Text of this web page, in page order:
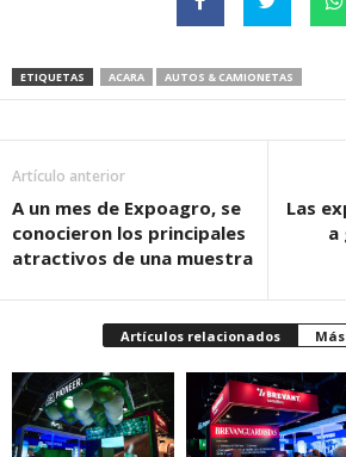
ETIQUETAS ACARA AUTOS & CAMIONETAS
Artículo anterior
A un mes de Expoagro, se
conocieron los principales
atractivos de una muestra
Las
a
Artículos relacionados